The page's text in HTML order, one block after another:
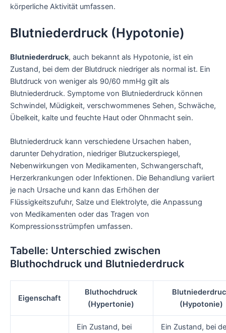
körperliche Aktivität umfassen.
Blutniederdruck (Hypotonie)
Blutniederdruck, auch bekannt als Hypotonie, ist ein
Zustand, bei dem der Blutdruck niedriger als normal ist. Ein
Blutdruck von weniger als 90/60 mmHg gilt als
Blutniederdruck. Symptome von Blutniederdruck können
Schwindel, Müdigkeit, verschwommenes Sehen, Schwäche,
Übelkeit, kalte und feuchte Haut oder Ohnmacht sein.
Blutniederdruck kann verschiedene Ursachen haben,
darunter Dehydration, niedriger Blutzuckerspiegel,
Nebenwirkungen von Medikamenten, Schwangerschaft,
Herzerkrankungen oder Infektionen. Die Behandlung variiert
je nach Ursache und kann das Erhöhen der
Flüssigkeitszufuhr, Salze und Elektrolyte, die Anpassung
von Medikamenten oder das Tragen von
Kompressionsstrümpfen umfassen.
Tabelle: Unterschied zwischen
Bluthochdruck und Blutniederdruck
Eigenschaft
Bluthochdruck
(Hypertonie)
(Hypotonie)
Ein Zustand, bei
Ein Zustand, bei